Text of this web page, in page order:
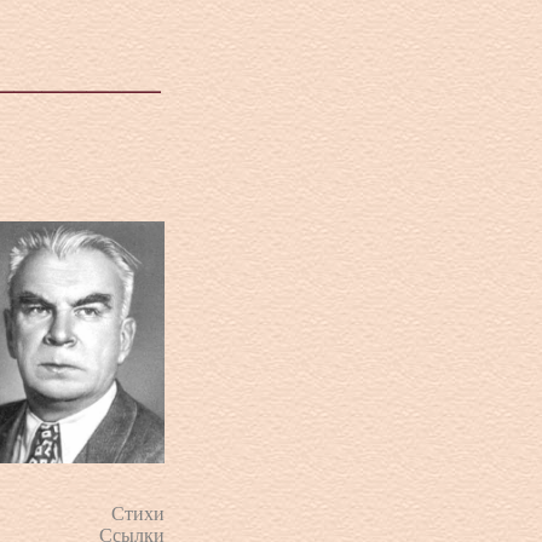
Стихи
Ссылки